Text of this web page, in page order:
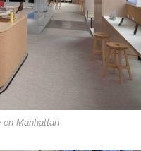
en Manhattan